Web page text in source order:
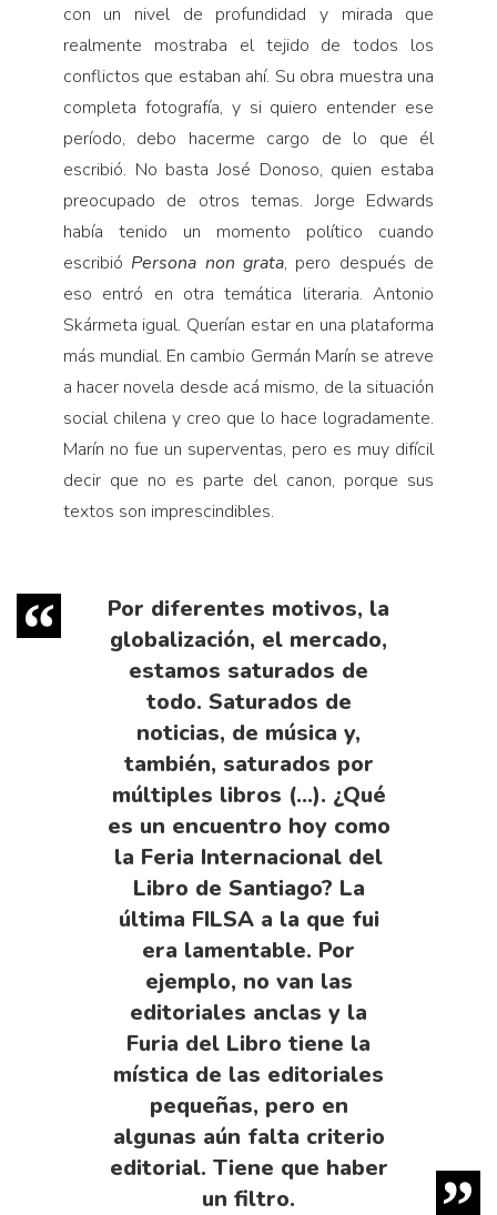
con un nivel de profundidad y mirada que
realmente mostraba el tejido de todos los
conflictos que estaban ahí. Su obra muestra una
completa fotografía, y si quiero entender ese
período, debo hacerme cargo de lo que él
escribió. No basta José Donoso, quien estaba
preocupado de otros temas. Jorge Edwards
había tenido un momento político cuando
escribió Persona non grata, pero después de
eso entró en otra temática literaria. Antonio
Skármeta igual. Querían estar en una plataforma
más mundial. En cambio Germán Marín se atreve
a hacer novela desde acá mismo, de la situación
social chilena y creo que lo hace logradamente.
Marín no fue un superventas, pero es muy difícil
decir que no es parte del canon, porque sus
textos son imprescindibles.
Por diferentes motivos, la
globalización, el mercado,
estamos saturados de
todo. Saturados de
noticias, de música y,
también, saturados por
múltiples libros (…). ¿Qué
es un encuentro hoy como
la Feria Internacional del
Libro de Santiago? La
última FILSA a la que fui
era lamentable. Por
ejemplo, no van las
editoriales anclas y la
Furia del Libro tiene la
mística de las editoriales
pequeñas, pero en
algunas aún falta criterio
editorial. Tiene que haber
un filtro.